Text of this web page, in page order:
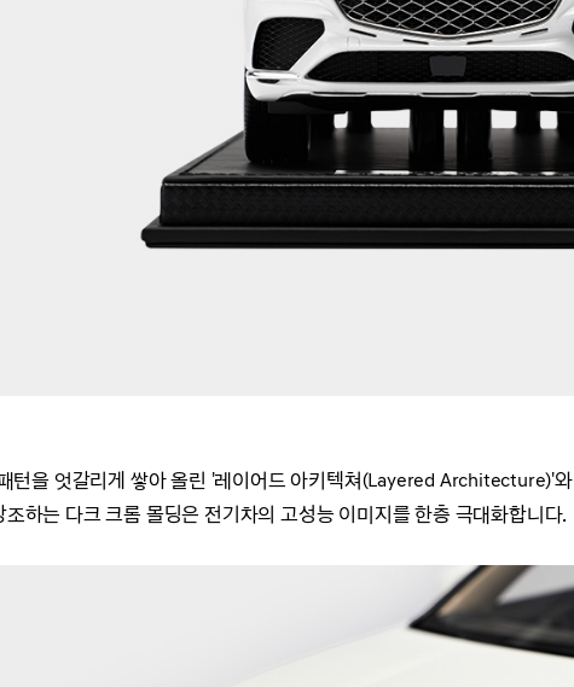
턴을 엇갈리게 쌓아 올린 '레이어드 아키텍쳐(Layered Architecture)'와
하는 다크 크롬 몰딩은 전기차의 고성능 이미지를 한층 극대화합니다.